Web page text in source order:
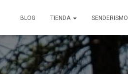
BLOG TIENDA SENDERISMO